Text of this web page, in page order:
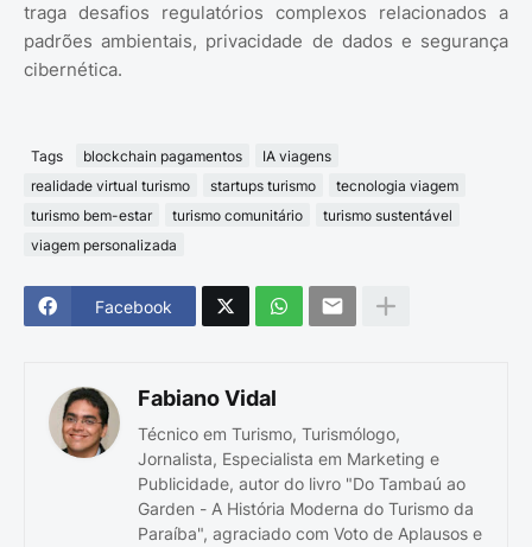
traga desafios regulatórios complexos relacionados a
padrões ambientais, privacidade de dados e segurança
cibernética.
Tags blockchain pagamentos
IA viagens
realidade virtual turismo
startups turismo
tecnologia viagem
turismo bem-estar
turismo comunitário
turismo sustentável
viagem personalizada
Facebook
Fabiano Vidal
Técnico em Turismo, Turismólogo,
Jornalista, Especialista em Marketing e
Publicidade, autor do livro "Do Tambaú ao
Garden - A História Moderna do Turismo da
Paraíba", agraciado com Voto de Aplausos e